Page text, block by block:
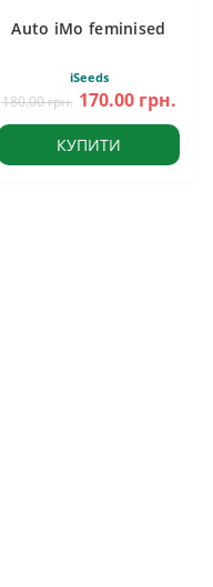
Auto iMo feminised
iSeeds
180.00 грн. 170.00 грн.
КУПИТИ